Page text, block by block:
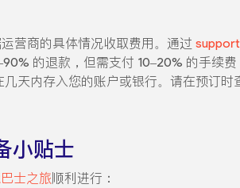
营商的具体情况收取费用。通过
的退款，但需支付 10–20% 的手续
天内存入您的账户或银行。请在预订时
小贴士
士之旅 顺利进行：